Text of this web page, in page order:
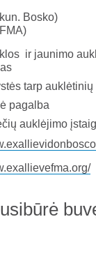
Bosko)
ir jaunimo
tarp
pagalba
auklėjimo